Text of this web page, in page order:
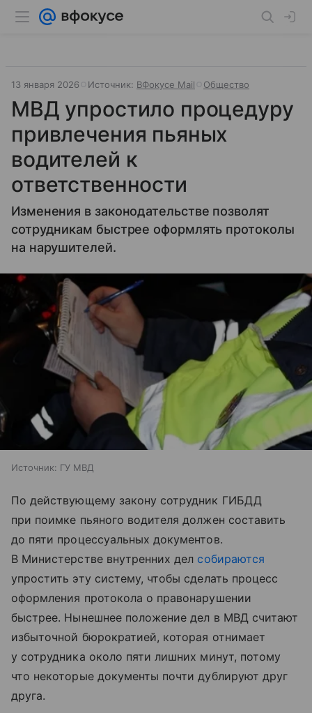
13 января 2026 Источник: ВФокусе Mail Общество
МВД упростило процедуру
привлечения пьяных
водителей к
ответственности
Изменения в законодательстве позволят
сотрудникам быстрее оформлять протоколы
на нарушителей.
Источник: ГУ МВД
По действующему закону сотрудник ГИБДД
при поимке пьяного водителя должен составить
до пяти процессуальных документов.
В Министерстве внутренних дел собираются
упростить эту систему, чтобы сделать процесс
оформления протокола о правонарушении
быстрее. Нынешнее положение дел в МВД считают
избыточной бюрократией, которая отнимает
у сотрудника около пяти лишних минут, потому
что некоторые документы почти дублируют друг
друга.